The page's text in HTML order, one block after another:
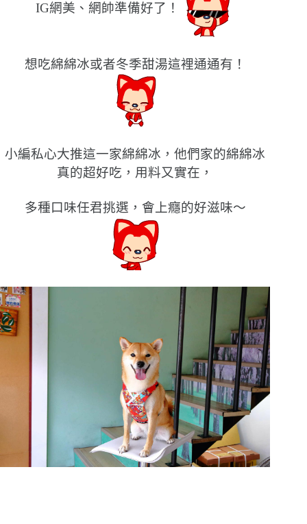
IG網美、網帥準備好了！
想吃綿綿冰或者冬季甜湯這裡通通有！
小編私心大推這一家綿綿冰，他們家的綿綿冰
真的超好吃，用料又實在，
多種口味任君挑選，會上癮的好滋味〜